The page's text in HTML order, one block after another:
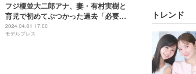
フジ榎並大二郎アナ、妻・有村実樹と
育児で初めてぶつかった過去「必要と
されていないのかな」入社3年目で感じ
た不安から得た“夢を叶える秘訣”＜モ
2024.04.01 17:00
モデルプレス
トレンド